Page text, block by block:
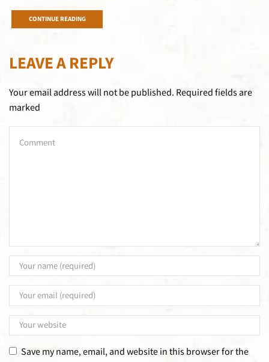
CONTINUE READING
LEAVE A REPLY
Your email address will not be published. Required fields are
marked
Save my name, email, and website in this browser for the